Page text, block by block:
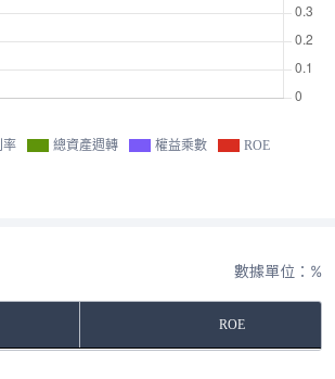
率 總資產週轉 權益乘數 ROE
數據單位：%
ROE